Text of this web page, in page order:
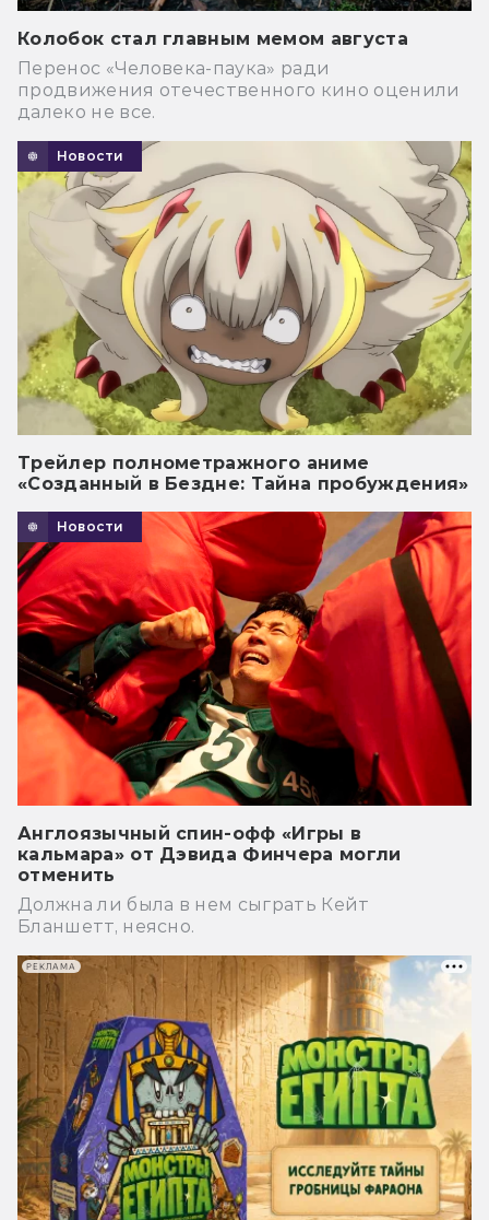
Колобок стал главным мемом августа
Перенос «Человека-паука» ради
продвижения отечественного кино оценили
далеко не все.
Новости
Трейлер полнометражного аниме
«Созданный в Бездне: Тайна пробуждения»
Новости
Англоязычный спин-офф «Игры в
кальмара» от Дэвида Финчера могли
отменить
Должна ли была в нем сыграть Кейт
Бланшетт, неясно.
РЕКЛАМА